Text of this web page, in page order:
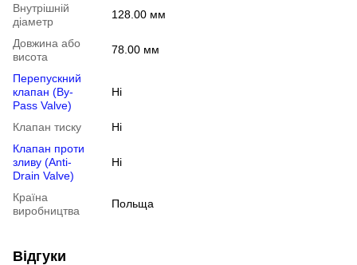
Внутрішній
діаметр
128.00 мм
Довжина або
висота
78.00 мм
Перепускний
клапан (By-
Pass Valve)
Ні
Клапан тиску
Ні
Клапан проти
зливу (Anti-
Drain Valve)
Ні
Країна
виробництва
Польща
Відгуки